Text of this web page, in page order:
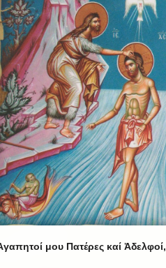
μου Πατέρες καί Ἀδελφοί,